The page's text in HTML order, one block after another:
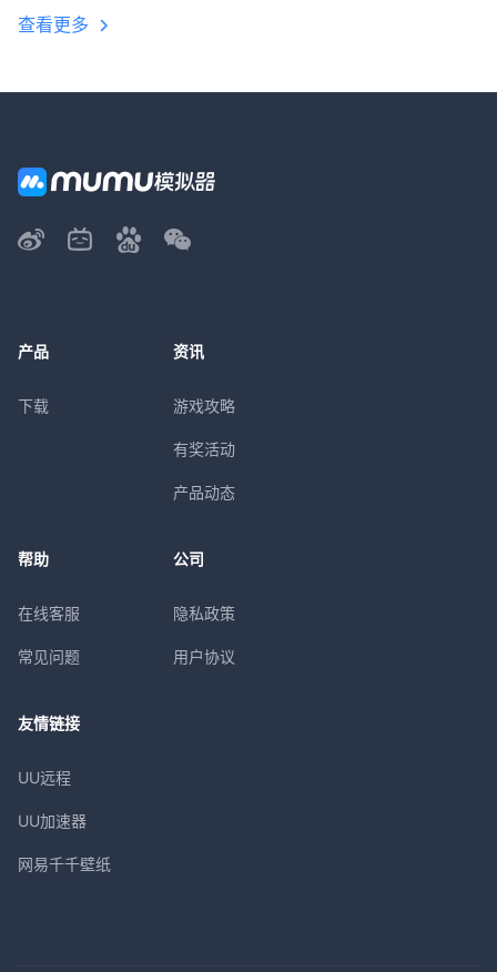
查看更多
产品
下载
资讯
游戏攻略
有奖活动
产品动态
帮助
在线客服
常见问题
公司
隐私政策
用户协议
友情链接
UU远程
UU加速器
网易千千壁纸